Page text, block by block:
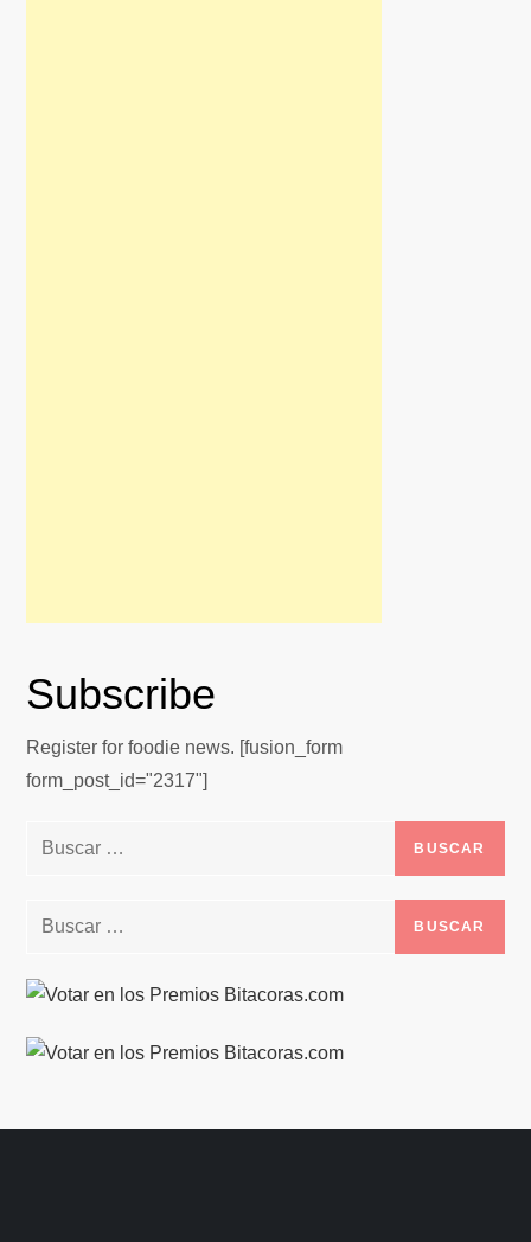
Subscribe
Register for foodie news. [fusion_form
form_post_id="2317"]
Buscar:
Buscar: